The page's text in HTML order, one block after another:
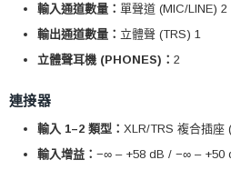
輸入通道數量： 單聲道 (MIC/LINE) 2
輸出通道數量： 立體聲 (TRS) 1
立體聲耳機 (PHONES)：2
連接器
輸入 1–2 類型：XLR/TRS 複合插座
輸入增益：−∞ – +58 dB / −∞ – +50